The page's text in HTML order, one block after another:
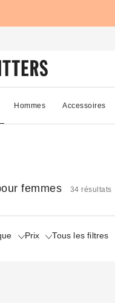
Hommes Accessoires
femmes 34 résultats
Prix Tous les filtres